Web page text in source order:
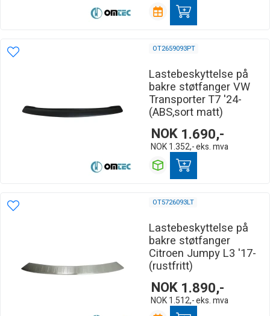
OT2659093PT
Lastebeskyttelse på
bakre støtfanger VW
Transporter T7 '24-
(ABS,sort matt)
NOK 1.690,-
NOK 1.352,-eks. mva
OT5726093LT
Lastebeskyttelse på
bakre støtfanger
Citroen Jumpy L3 '17-
(rustfritt)
NOK 1.890,-
NOK 1.512,-eks. mva